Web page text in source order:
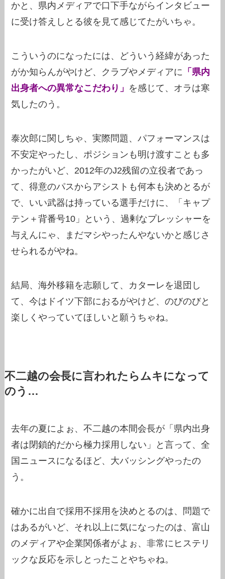
かと、県内メディアで口下手ながらインタビュー
に受け答えしとる彼を見て感じてたがいちゃ。
こういうのになったには、どういう経緯があった
がか知らんがやけど、クラブやメディアに 「県内
出身者への異常なこだわり」 を感じて、オラは寒
気したのう。
泰次郎に関しちゃ、実際問題、パフォーマンスは
不安定やったし、ポジションも明け渡すことも多
かったがいど、2012年のJ2残留の立役者であっ
て、得意のパスからアシストも何本も決めとるが
で、いい武器は持っている選手だけに、「キャプ
テン＋背番号10」という、過剰なプレッシャーを
与えんにゃ、まだマシやったんやないかと感じさ
せられるがやね。
結局、海外移籍を志願して、カターレを退団し
て、今はドイツ下部におるがやけど、のびのびと
楽しくやっていてほしいと願うちゃね。
不二越の会長に言われたらムキになって
のう…
去年の夏によぉ、不二越の本間会長が「県内出身
者は閉鎖的だから極力採用しない」と言って、全
国ニュースになるほど、大バッシングやったの
う。
確かに出自で採用不採用を決めとるのは、問題で
はあるがいど、それ以上に気になったのは、富山
のメディアや企業関係者がよぉ、非常にヒステリ
ックな反応を示しとったことやちゃね。